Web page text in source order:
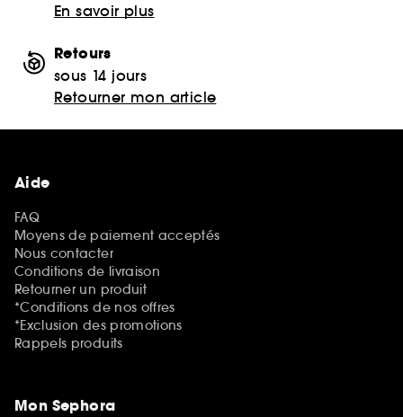
En savoir plus
Retours
sous 14 jours
Retourner mon article
Aide
FAQ
Moyens de paiement acceptés
Nous contacter
Conditions de livraison
Retourner un produit
*Conditions de nos offres
*Exclusion des promotions
Rappels produits
Mon Sephora